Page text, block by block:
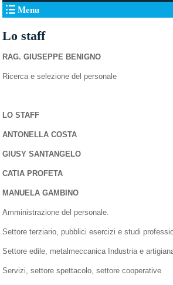
Menu
Lo staff
RAG. GIUSEPPE BENIGNO
Ricerca e selezione del personale
LO STAFF
ANTONELLA COSTA
GIUSY SANTANGELO
CATIA PROFETA
MANUELA GAMBINO
Amministrazione del personale.
Settore terziario, pubblici esercizi e studi
Settore edile, metalmeccanica Industria e
Servizi, settore spettacolo, settore cooperative